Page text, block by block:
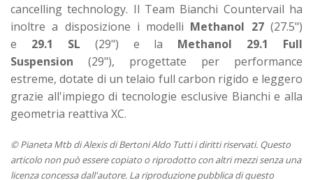
cancelling technology. Il Team Bianchi Countervail ha
inoltre a disposizione i modelli Methanol 27(27.5")
e 29.1 SL (29") e la Methanol 29.1 Full
Suspension (29"), progettate per performance
estreme, dotate di un telaio full carbon rigido e leggero
grazie all'impiego di tecnologie esclusive Bianchi e alla
geometria reattiva XC.
© Pianeta Mtb di Alexis di Bertoni Aldo Tutti i diritti riservati. Questo
articolo non può essere copiato o riprodotto con altri mezzi senza una
licenza concessa dall'autore. La riproduzione pubblica di questo